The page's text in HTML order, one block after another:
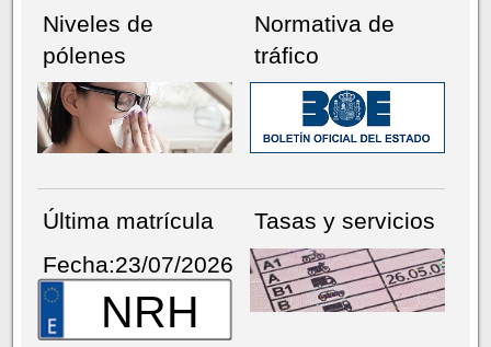
Niveles de
pólenes
Normativa de
tráfico
Última matrícula
Fecha:23/07/2026
NRH
Tasas y servicios